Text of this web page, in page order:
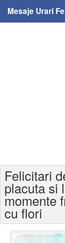
Mesaje Urari
Felicitari varsta
Felicitari zilele
Felicitari zile
Felicitari
placuta si
momente
cu flori